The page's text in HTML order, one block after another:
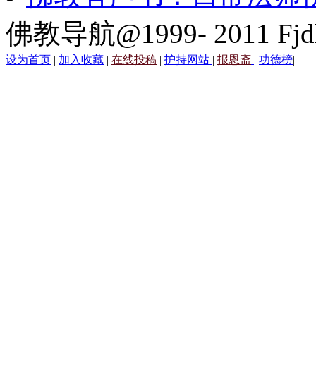
佛教导航@1999- 2011
设为首页 | 加入收藏 | 在线投稿 | 护持网站 | 报恩斋 | 功德榜|